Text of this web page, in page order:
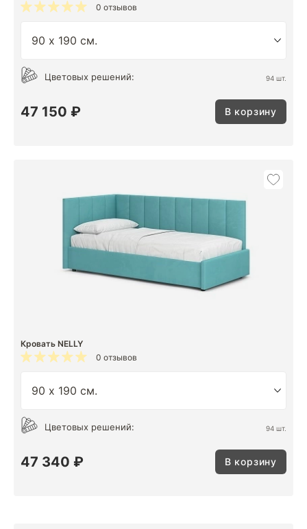
0 отзывов
Цветовых решений: 94 шт.
47 150 ₽ В корзину
Кровать NELLY
0 отзывов
Цветовых решений: 94 шт.
47 340 ₽ В корзину